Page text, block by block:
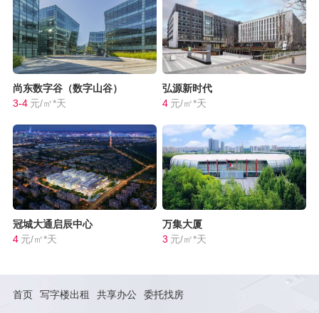
尚东数字谷（数字山谷）
3-4 元/㎡*天
弘源新时代
4 元/㎡*天
冠城大通启辰中心
4 元/㎡*天
万集大厦
3 元/㎡*天
首页 写字楼出租 共享办公 委托找房